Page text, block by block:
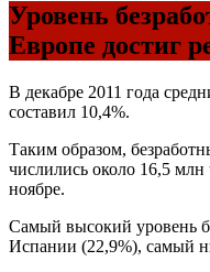
Уровень
Европе достиг
В декабре 2011 года
составил 10,4%.
Таким образом,
числились около 16,5
ноябре.
Самый высокий уровень
Испании (22,9%), самый